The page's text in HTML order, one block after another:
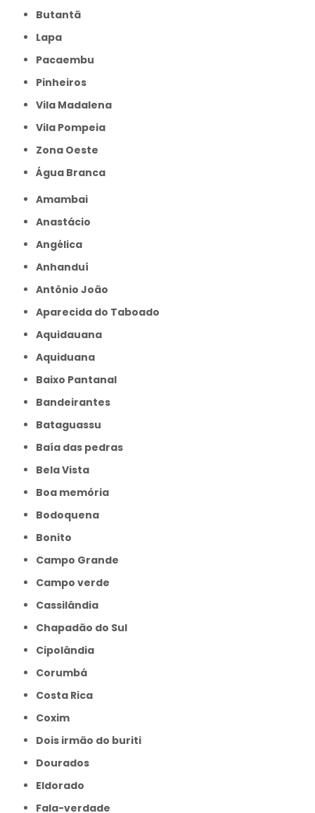
Butantã
Lapa
Pacaembu
Pinheiros
Vila Madalena
Vila Pompeia
Zona Oeste
Água Branca
Amambai
Anastácio
Angélica
Anhanduí
Antônio João
Aparecida do Taboado
Aquidauana
Aquiduana
Baixo Pantanal
Bandeirantes
Bataguassu
Baía das pedras
Bela Vista
Boa memória
Bodoquena
Bonito
Campo Grande
Campo verde
Cassilândia
Chapadão do Sul
Cipolândia
Corumbá
Costa Rica
Coxim
Dois irmão do buriti
Dourados
Eldorado
Fala-verdade